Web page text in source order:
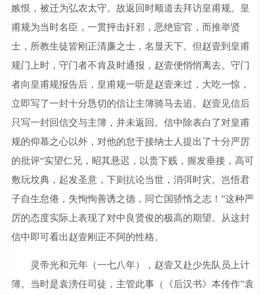
嫉恨，被迁为弘农太守。故返回时顺道去拜访皇甫规。皇
甫规为当时名臣，一贯抨击奸邪，恶绝宦官，而推举贤
士，所教生徒皆刚正清廉之士，名显天下。但赵壹到皇甫
规门上时，守门者不肯及时通报，赵壹便悄悄离去。守门
者向皇甫规报告后，皇甫规一听是赵壹来过，大吃一惊，
立即写了一封十分恳切的信让主簿骑马去追。赵壹见信后
只写一封回信交与主簿，并未返回。信中除表白了对皇甫
规的仰慕之心以外，对他的怠于接纳士人提出了十分严厉
的批评“实望仁兄，昭其悬迟，以贵下贱，握发垂接，高可
敷玩坟典，起发圣意，下则抗论当世，消弭时灾。岂悟君
子自生怠倦，失恂恂善诱之德，同亡国骄惰之志！”这种严
厉的态度实际上表现了对中良贤俊的极高的期望。从这封
信中即可看出赵壹刚正不阿的性格。
灵帝光和元年（一七八年），赵壹又赴少先队员上计
簿。当时是袁滂任司徒，主管此事（《后汉书》本传作”袁